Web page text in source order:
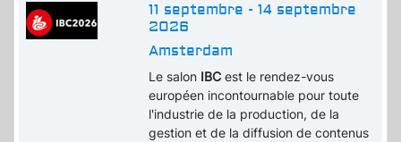
11 septembre - 14 septembre
2026
Amsterdam
Le salon IBCest le rendez-vous
européen incontournable pour toute
l'industrie de la production, de la
gestion et de la diffusion de contenus